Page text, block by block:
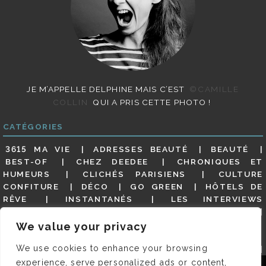
We value your privacy
We use cookies to enhance your browsing
experience, serve personalized ads or content,
JE M’APPELLE DELPHINE MAIS C’EST
©CAMILLE
COLLIN
QUI A PRIS CETTE PHOTO !
CATÉGORIES
3615 MA VIE ADRESSES BEAUTÉ
BEAUTÉ
BEST-OF
CHEZ DEEDEE
CHRONIQUES ET
HUMEURS
CLICHÉS PARISIENS
CULTURE
CONFITURE
DÉCO GO GREEN
HÔTELS DE
RÊVE
INSTANTANÉS
LES INTERVIEWS
MES ADRESSES
MODE NON CLASSÉ
GUIDE
PARIS EN PHOTOS
RESTAURANTS
REVUE DE PRESSE DÉTAILLÉE, SIOU PLAIT